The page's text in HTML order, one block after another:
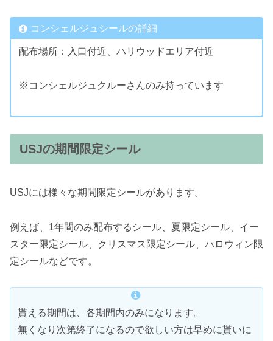
コンシェルジュシールの詳細
配布場所：入口付近、ハリウッドエリア付近
※コンシェルジュクルーさんのみ持っています
USJの期間限定シール
USJには様々な期間限定シールがあります。
例えば、1年間のみ配布するシール、夏限定シール、イー
スター限定シール、クリスマス限定シール、ハロウィン限
定シールなどです。
貰える期間は、各期間内のみになります。
無くなり次第終了になるので欲しい方は早めに貰いに